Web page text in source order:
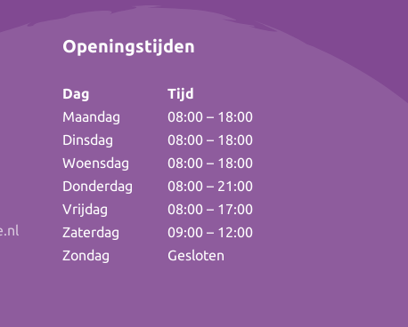
Openingstijden
Dag
Tijd
Maandag
08:00 – 18:00
Dinsdag
08:00 – 18:00
Woensdag
08:00 – 18:00
Donderdag
08:00 – 21:00
Vrijdag
08:00 – 17:00
Zaterdag
09:00 – 12:00
Zondag
Gesloten